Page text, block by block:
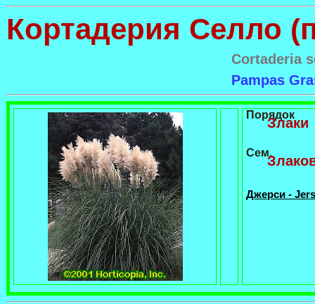
Кортадерия Селло
Cortaderia
Pampas
Порядок
Злаки
Сем.
Джерси -